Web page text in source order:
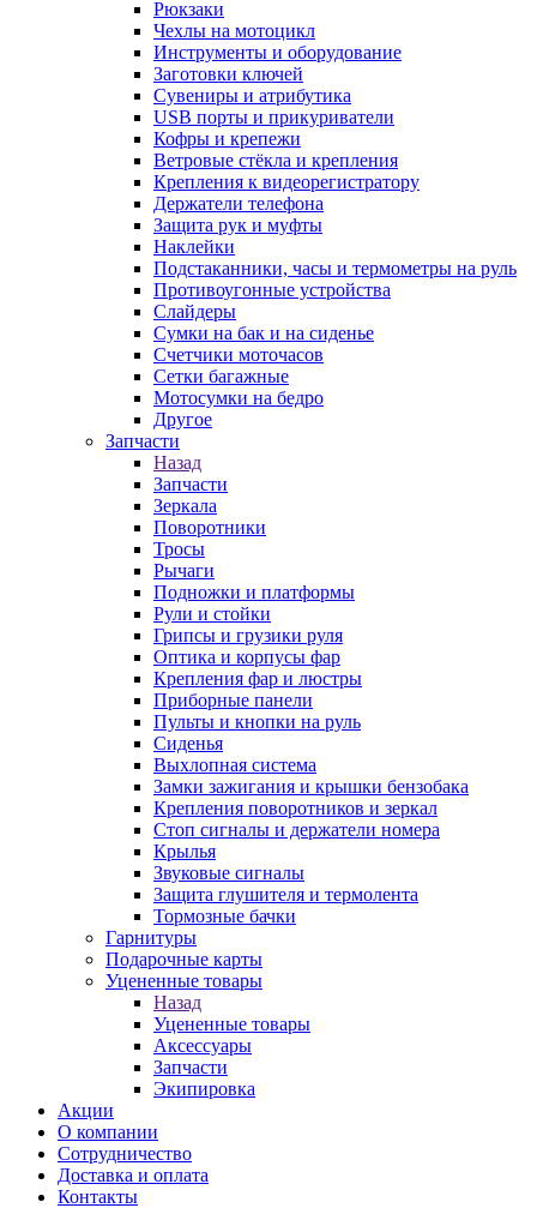
Рюкзаки
Чехлы на мотоцикл
Инструменты и оборудование
Заготовки ключей
Сувениры и атрибутика
USB порты и прикуриватели
Кофры и крепежи
Ветровые стёкла и крепления
Крепления к видеорегистратору
Держатели телефона
Защита рук и муфты
Наклейки
Подстаканники, часы и термометры на руль
Противоугонные устройства
Слайдеры
Сумки на бак и на сиденье
Счетчики моточасов
Сетки багажные
Мотосумки на бедро
Другое
Запчасти
Назад
Запчасти
Зеркала
Поворотники
Тросы
Рычаги
Подножки и платформы
Рули и стойки
Грипсы и грузики руля
Оптика и корпусы фар
Крепления фар и люстры
Приборные панели
Пульты и кнопки на руль
Сиденья
Выхлопная система
Замки зажигания и крышки бензобака
Крепления поворотников и зеркал
Стоп сигналы и держатели номера
Крылья
Звуковые сигналы
Защита глушителя и термолента
Тормозные бачки
Гарнитуры
Подарочные карты
Уцененные товары
Назад
Уцененные товары
Аксессуары
Запчасти
Экипировка
Акции
О компании
Сотрудничество
Доставка и оплата
Контакты